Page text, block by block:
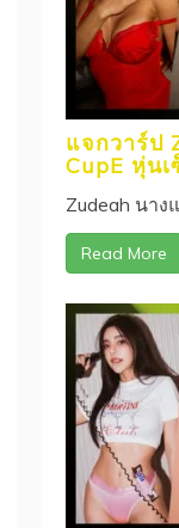
แจกวาร์ป
CupE หุ่น
Zudeah นางแ
Read More